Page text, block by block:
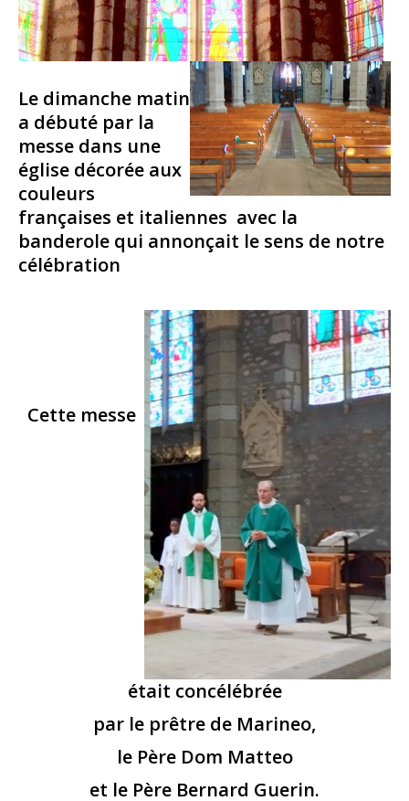
Le dimanche matin
a débuté par la
messe dans une
église décorée aux
couleurs
françaises et italiennes avec la
banderole qui annonçait le sens de notre
célébration
Cette messe
était concélébrée
par le prêtre de Marineo,
le Père Dom Matteo
et le Père Bernard Guerin.